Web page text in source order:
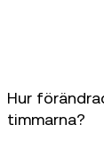
Hur
timmarna?